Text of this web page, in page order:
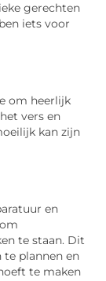
gerechten
iets voor
om heerlijk
vers en
kan zijn
en
te staan. Dit
plannen en
te maken